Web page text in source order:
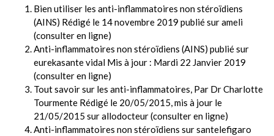
Bien utiliser les anti-inflammatoires non stéroïdiens
(AINS) Rédigé le 14 novembre 2019 publié sur ameli
(consulter en ligne)
Anti-inflammatoires non stéroïdiens (AINS) publié sur
eurekasante vidal Mis à jour : Mardi 22 Janvier 2019
(consulter en ligne)
Tout savoir sur les anti-inflammatoires, Par Dr Charlotte
Tourmente Rédigé le 20/05/2015, mis à jour le
21/05/2015 sur allodocteur (consulter en ligne)
Anti-inflammatoires non stéroïdiens sur santelefigaro